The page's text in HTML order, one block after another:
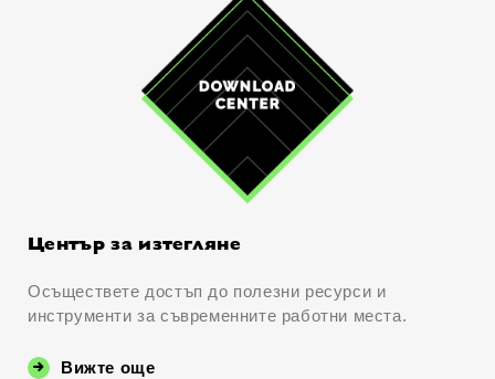
Център за изтегляне
Осъществете достъп до полезни ресурси и
инструменти за съвременните работни места.
Вижте още